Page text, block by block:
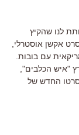
לנו שהקיץ
אקשן אוסטרלי,
עם בובות.
"איש הכלבים",
החדש של